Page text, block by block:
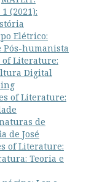
(2021):
Elétrico:
Pós-humanista
of Literature:
Digital
of Literature:
de
de José
of Literature:
Teoria e